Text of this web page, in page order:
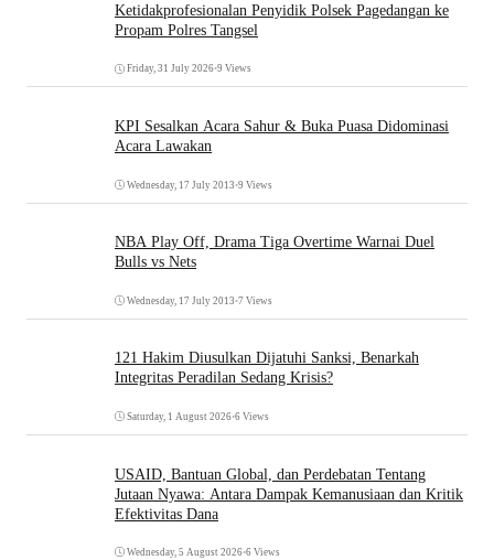
Ketidakprofesionalan Penyidik Polsek Pagedangan ke
Propam Polres Tangsel
Friday, 31 July 2026•9 Views
KPI Sesalkan Acara Sahur & Buka Puasa Didominasi
Acara Lawakan
Wednesday, 17 July 2013 •9 Views
NBA Play Off, Drama Tiga Overtime Warnai Duel
Bulls vs Nets
Wednesday, 17 July 2013 •7 Views
121 Hakim Diusulkan Dijatuhi Sanksi, Benarkah
Integritas Peradilan Sedang Krisis?
Saturday, 1 August 2026•6 Views
USAID, Bantuan Global, dan Perdebatan Tentang
Jutaan Nyawa: Antara Dampak Kemanusiaan dan Kritik
Efektivitas Dana
Wednesday, 5 August 2026•6 Views